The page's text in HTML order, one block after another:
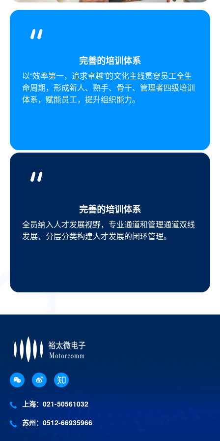
完善的培训体系
以“效率第一，追求卓越”的文化主线贯穿员工全生
命周期，形成新人、熟手、骨干、管理者四级培训
体系，赋能员工，提升组织能力。
完善的培训体系
全员纳入人才发展视野，专业通道和管理通道双线
发展，分层分类构建人才发展的闭环管理。
上海：021-50561032
苏州：0512-66935966